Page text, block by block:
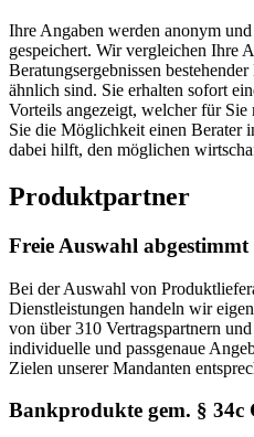
Ihre Angaben werden anonym
gespeichert. Wir vergleichen Ihre
Beratungsergebnissen
ähnlich sind. Sie erhalten sofort
Vorteils angezeigt, welcher für
Sie die Möglichkeit einen Berater
dabei hilft, den möglichen
Produktpartner
Freie Auswahl
Bei der Auswahl von
Dienstleistungen handeln wir
von über 310 Vertragspartnern
individuelle und passgenaue
Zielen unserer Mandanten
Bankprodukte gem. § 34c